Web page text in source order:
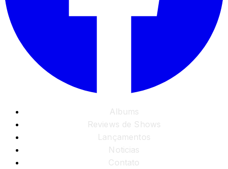
Albums
Reviews de Shows
Lançamentos
Noticias
Contato